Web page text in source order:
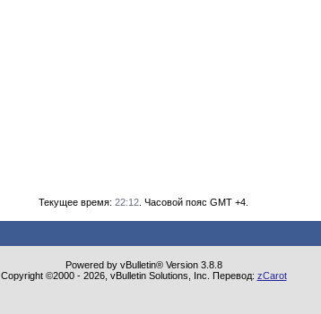
Текущее время: 22:12 . Часовой пояс GMT +4.
Powered by vBulletin® Version 3.8.8
Copyright ©2000 - 2026, vBulletin Solutions, Inc. Перевод: zCarot